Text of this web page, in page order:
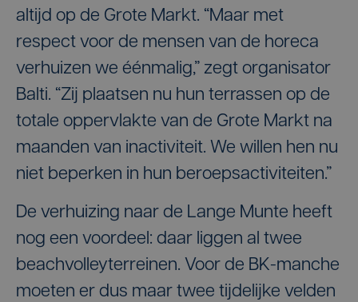
altijd op de Grote Markt. “Maar met
respect voor de mensen van de horeca
verhuizen we éénmalig,” zegt organisator
Balti. “Zij plaatsen nu hun terrassen op de
totale oppervlakte van de Grote Markt na
maanden van inactiviteit. We willen hen nu
niet beperken in hun beroepsactiviteiten.”
De verhuizing naar de Lange Munte heeft
nog een voordeel: daar liggen al twee
beachvolleyterreinen. Voor de BK-manche
moeten er dus maar twee tijdelijke velden